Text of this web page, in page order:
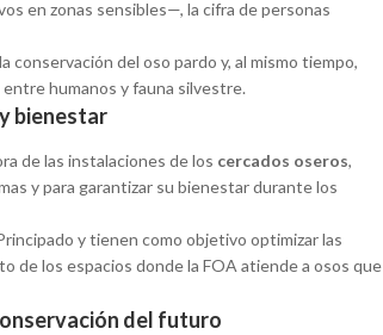
en zonas sensibles—, la cifra de personas
del oso pardo y, al mismo tiempo,
humanos y fauna silvestre.
bienestar
de las instalaciones de los cercados oseros,
y para garantizar su bienestar durante los
y tienen como objetivo optimizar las
de los espacios donde la FOA atiende a osos que
del futuro